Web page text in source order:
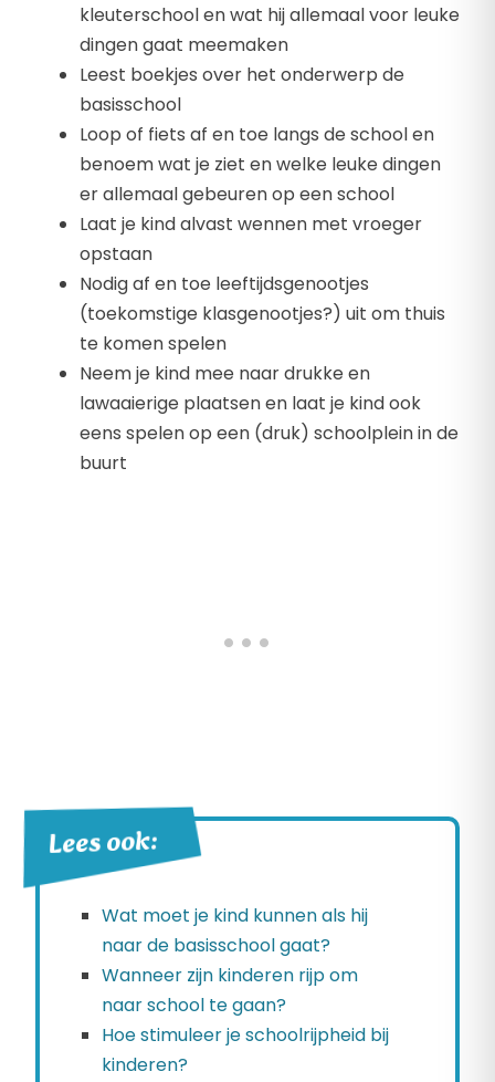
kleuterschool en wat hij allemaal voor leuke
dingen gaat meemaken
Leest boekjes over het onderwerp de
basisschool
Loop of fiets af en toe langs de school en
benoem wat je ziet en welke leuke dingen
er allemaal gebeuren op een school
Laat je kind alvast wennen met vroeger
opstaan
Nodig af en toe leeftijdsgenootjes
(toekomstige klasgenootjes?) uit om thuis
te komen spelen
Neem je kind mee naar drukke en
lawaaierige plaatsen en laat je kind ook
eens spelen op een (druk) schoolplein in de
buurt
Lees ook:
Wat moet je kind kunnen als hij
naar de basisschool gaat?
Wanneer zijn kinderen rijp om
naar school te gaan?
Hoe stimuleer je schoolrijpheid bij
kinderen?